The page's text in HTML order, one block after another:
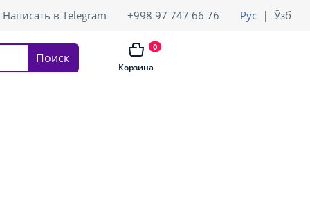
Написать в Telegram +998 97 747 66 76 Рус Ўзб
Поиск
0
Корзина